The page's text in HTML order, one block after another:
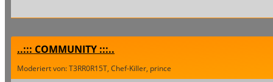
..::: COMMUNITY :::..
Moderiert von: T3RR0R15T, Chef-Killer, prince